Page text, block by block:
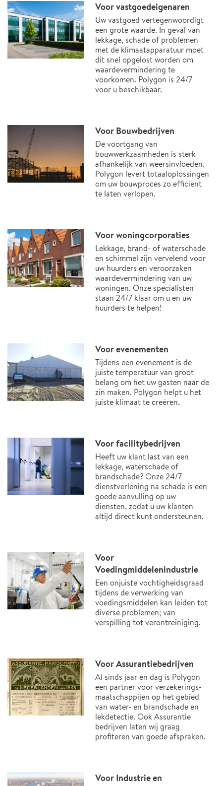
Voor vastgoedeigenaren
Uw vastgoed vertegenwoordigt
een grote waarde. In geval van
lekkage, schade of problemen
met de klimaatapparatuur moet
dit snel opgelost worden om
waardevermindering te
voorkomen. Polygon is 24/7
voor u beschikbaar.
Voor Bouwbedrijven
De voortgang van
bouwwerkzaamheden is sterk
afhankelijk van weersinvloeden.
Polygon levert totaaloplossingen
om uw bouwproces zo efficiënt
te laten verlopen.
Voor woningcorporaties
Lekkage, brand- of waterschade
en schimmel zijn vervelend voor
uw huurders en veroorzaken
waardevermindering van uw
woningen. Onze specialisten
staan 24/7 klaar om u en uw
huurders te helpen!
Voor evenementen
Tijdens een evenement is de
juiste temperatuur van groot
belang om het uw gasten naar de
zin maken. Polygon helpt u het
juiste klimaat te creëren.
Voor facilitybedrijven
Heeft uw klant last van een
lekkage, waterschade of
brandschade? Onze 24/7
dienstverlening na schade is een
goede aanvulling op uw
diensten, zodat u uw klanten
altijd direct kunt ondersteunen.
Voor
Voedingmiddelenindustrie
Een onjuiste vochtigheidsgraad
tijdens de verwerking van
voedingsmiddelen kan leiden tot
diverse problemen; van
verspilling tot verontreiniging.
Voor Assurantiebedrijven
Al sinds jaar en dag is Polygon
een partner voor verzekerings-
maatschappijen op het gebied
van water- en brandschade en
lekdetectie. Ook Assurantie
bedrijven laten wij graag
profiteren van goede afspraken.
Voor Industrie en